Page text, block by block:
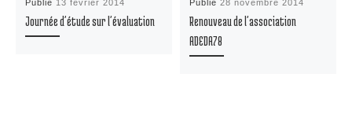
Publié 13 février 2014
Journée d’étude sur l’évaluation
Publié28 novembre 2014
Renouveau de l’association
ADEDA78